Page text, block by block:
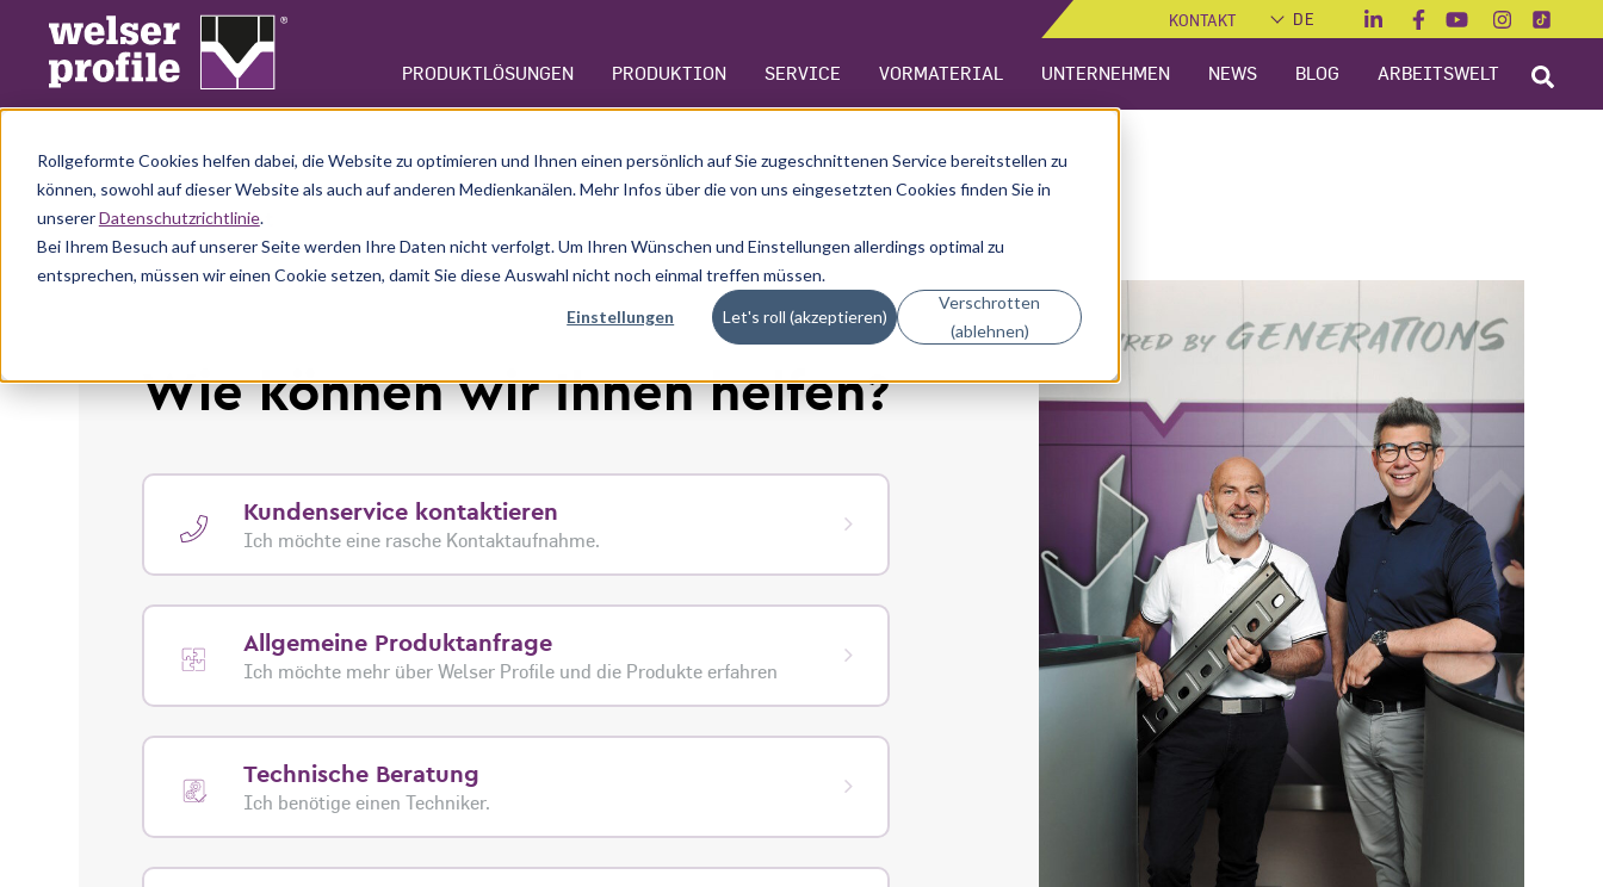
Rollgeformte Cookies helfen dabei, die Website zu optimieren und Ihnen einen persönlich auf Sie zugeschnittenen Service bereitstellen zu
können, sowohl auf dieser Website als auch auf anderen Medienkanälen. Mehr Infos über die von uns eingesetzten Cookies finden Sie in
unsererDatenschutzrichtlinie.
Bei Ihrem Besuch auf unserer Seite werden Ihre Daten nicht verfolgt. Um Ihren Wünschen und Einstellungen allerdings optimal zu
entsprechen, müssen wir einen Cookie setzen, damit Sie diese Auswahl nicht noch einmal treffen müssen.
Einstellungen Let's roll (akzeptieren)
Verschrotten
(ablehnen)
KONTAKT
PRODUKTLÖSUNGEN PRODUKTION SERVICE VORMATERIAL UNTERNEHMEN NEWS BLOG ARBEITSWELT
Kontaktübersicht
Wie können wir Ihnen helfen?
Kundenservice kontaktieren
Ich möchte eine rasche Kontaktaufnahme.
Allgemeine Produktanfrage
Ich möchte mehr über Welser Profile und die Produkte erfahren
Technische Beratung
Ich benötige einen Techniker.